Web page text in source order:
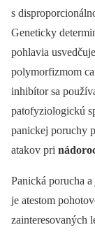
s
Geneticky
pohlavia
polymorfizmom
inhibítor sa
patofyziologickú
panickej poruchy
atakov pri
Panická porucha
je atestom
zainteresovaných